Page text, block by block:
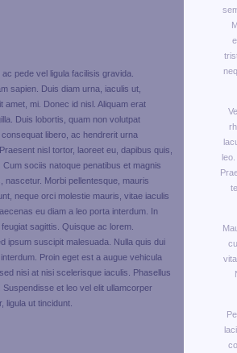
pede vel ligula facilisis gravida.
sapien. Duis diam urna, iaculis ut,
amet, mi. Donec id nisl. Aliquam erat
Duis lobortis, quam non volutpat
libero, ac hendrerit urna
nisl tortor, laoreet eu, dapibus quis,
sociis natoque penatibus et magnis
nascetur. Morbi pellentesque, mauris
neque orci molestie mauris, vitae iaculis
eu diam a leo porta interdum. In
sagittis. Quisque ac lorem.
ipsum suscipit malesuada. Nulla quis dui
Proin eget est a augue vehicula
nisi at nisi scelerisque iaculis. Phasellus
Suspendisse et leo vel elit ullamcorper
ligula ut tincidunt.